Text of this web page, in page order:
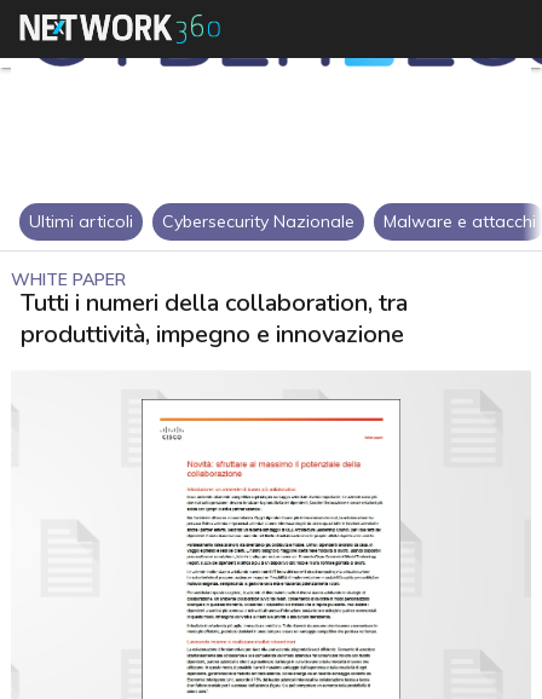
Ultimi articoli Cybersecurity Nazionale Malware e attacchi
WHITE PAPER
Tutti i numeri della collaboration, tra
produttività, impegno e innovazione